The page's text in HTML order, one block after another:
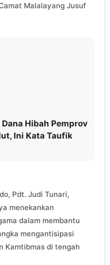
Malalayang Jusuf
Hibah Pemprov
Ini Kata Taufik
Pdt. Judi Tunari,
menekankan
dalam membantu
mengantisipasi
Kamtibmas di tengah